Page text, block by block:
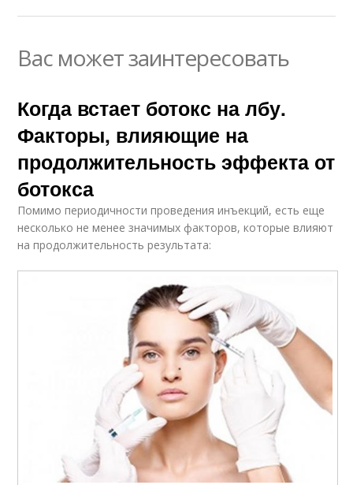
Вас может заинтересовать
Когда встает ботокс на лбу.
Факторы, влияющие на
продолжительность эффекта от
ботокса
Помимо периодичности проведения инъекций, есть еще
несколько не менее значимых факторов, которые влияют
на продолжительность результата: